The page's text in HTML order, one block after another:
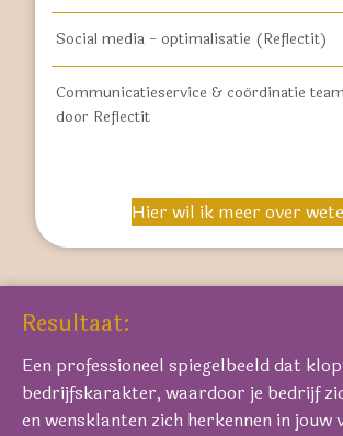
Social media - optimalisatie (Reflectit)
Communicatieservice & coördinatie
door Reflectit
Hier wil ik meer over
Resultaat:
Een professioneel spiegelbeeld dat
bedrijfskarakter, waardoor je bedrijf
en wensklanten zich herkennen in jouw